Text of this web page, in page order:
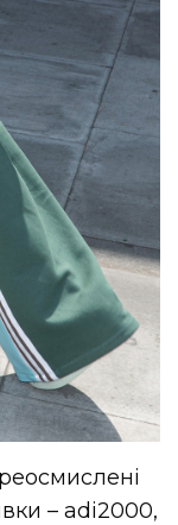
– adi2000,